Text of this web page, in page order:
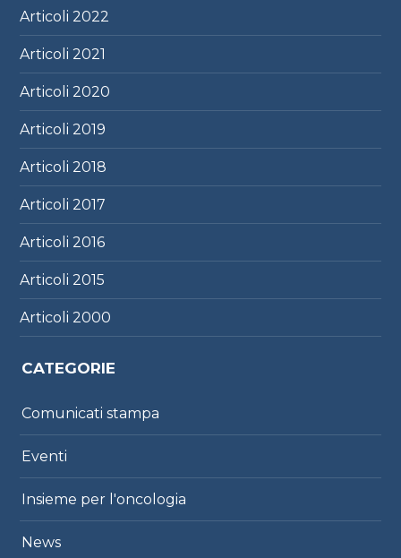
Articoli2022
Articoli2021
Articoli2020
Articoli2019
Articoli2018
Articoli2017
Articoli2016
Articoli2015
Articoli2000
CATEGORIE
Comunicati stampa
Eventi
Insieme per l'oncologia
News